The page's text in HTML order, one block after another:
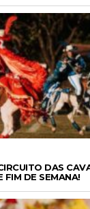
DAS
FIM DE SEMANA!